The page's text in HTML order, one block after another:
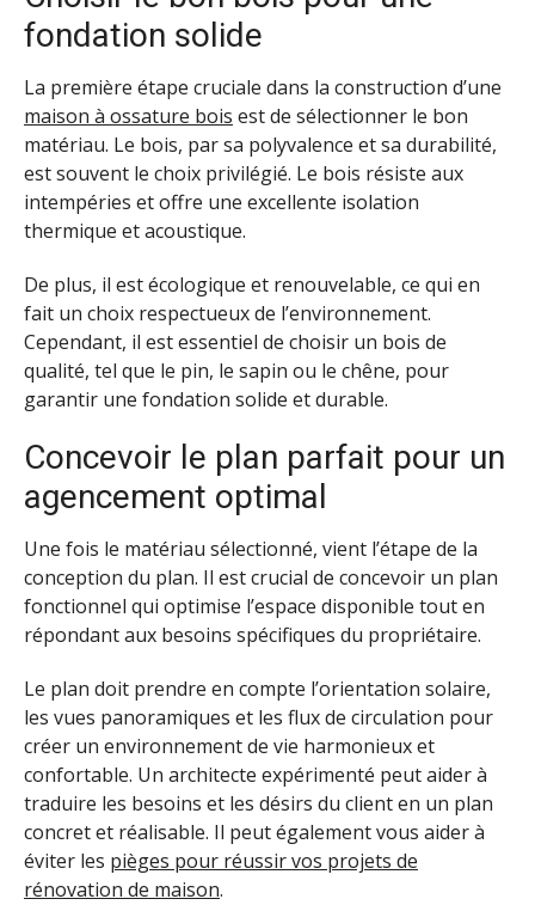
fondation solide
La première étape cruciale dans la construction d’une
maison à ossature bois est de sélectionner le bon
matériau. Le bois, par sa polyvalence et sa durabilité,
est souvent le choix privilégié. Le bois résiste aux
intempéries et offre une excellente isolation
thermique et acoustique.
De plus, il est écologique et renouvelable, ce qui en
fait un choix respectueux de l’environnement.
Cependant, il est essentiel de choisir un bois de
qualité, tel que le pin, le sapin ou le chêne, pour
garantir une fondation solide et durable.
Concevoir le plan parfait pour un
agencement optimal
Une fois le matériau sélectionné, vient l’étape de la
conception du plan. Il est crucial de concevoir un plan
fonctionnel qui optimise l’espace disponible tout en
répondant aux besoins spécifiques du propriétaire.
Le plan doit prendre en compte l’orientation solaire,
les vues panoramiques et les flux de circulation pour
créer un environnement de vie harmonieux et
confortable. Un architecte expérimenté peut aider à
traduire les besoins et les désirs du client en un plan
concret et réalisable. Il peut également vous aider à
éviter les pièges pour réussir vos projets de
rénovation de maison.